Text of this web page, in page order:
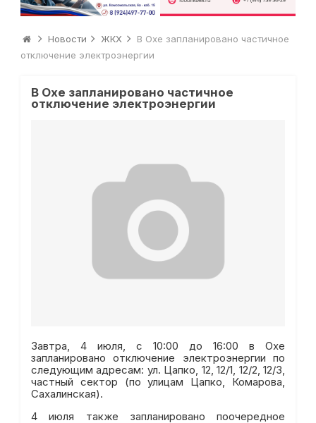
Новости ЖКХ
В Охе запланировано частичное
отключение электроэнергии
В Охе запланировано частичное
отключение электроэнергии
Завтра, 4 июля, с 10:00 до 16:00 в Охе
запланировано отключение электроэнергии по
следующим адресам: ул. Цапко, 12, 12/1, 12/2, 12/3,
частный сектор (по улицам Цапко, Комарова,
Сахалинская).
4 июля также запланировано поочередное